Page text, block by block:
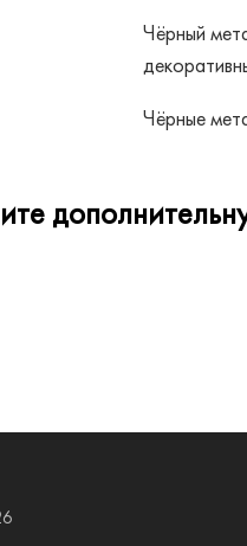
Чёрный
Чёрные